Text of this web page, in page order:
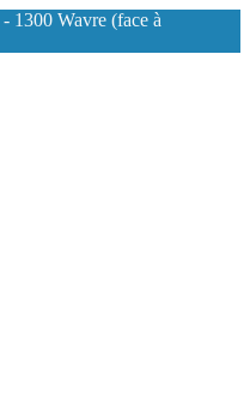
1300 Wavre (face à